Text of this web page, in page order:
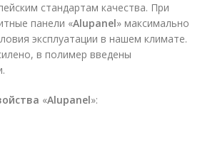
стандартам качества. При
панели «Alupanel» максимально
эксплуатации в нашем климате.
в полимер введены
«Alupanel»: